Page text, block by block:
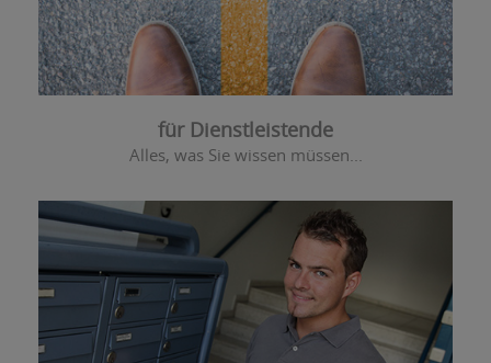
für Dienstleistende
Alles, was Sie wissen müssen...